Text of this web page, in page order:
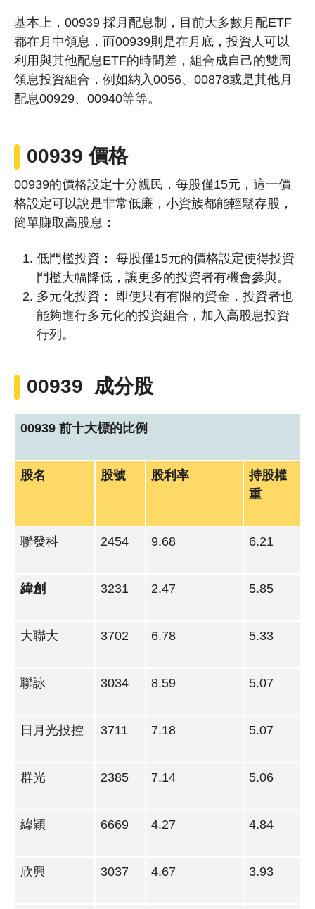
基本上，00939 採月配息制，目前大多數月配ETF
都在月中領息，而00939則是在月底，投資人可以
利用與其他配息ETF的時間差，組合成自己的雙周
領息投資組合，例如納入0056、00878或是其他月
配息00929、00940等等。
00939 價格
00939的價格設定十分親民，每股僅15元，這一價
格設定可以說是非常低廉，小資族都能輕鬆存股，
簡單賺取高股息：
低門檻投資： 每股僅15元的價格設定使得投資
門檻大幅降低，讓更多的投資者有機會參與。
多元化投資： 即使只有有限的資金，投資者也
能夠進行多元化的投資組合，加入高股息投資
行列。
00939 成分股
00939 前十大標的比例
股名 股號 股利率
持股權
重
聯發科 2454 9.68 6.21
緯創 3231 2.47 5.85
大聯大 3702 6.78 5.33
聯詠 3034 8.59 5.07
日月光投控 3711 7.18 5.07
群光 2385 7.14 5.06
緯穎 6669 4.27 4.84
欣興 3037 4.67 3.93